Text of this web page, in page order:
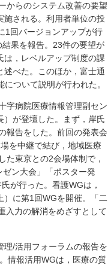
からのシステム改善の要望
施される。利用者単位の投
1回バージョンアップが行
果を報告。23件の要望が
は，レベルアップ制度の課
べた。このほか，富士通
ついて説明が行われた。
字病院医療情報管理副セン
が登壇した。まず，岸氏
報告をした。前回の発表会
を中継で結び，地域医療
た東京との2会場体制で，
ン大会」「ポスター発
が行った。看護WGは，
に第1回WGを開催。「二
入力の解消をめざすとして
/活用フォーラムの報告を
情報活用WGは，医療の質